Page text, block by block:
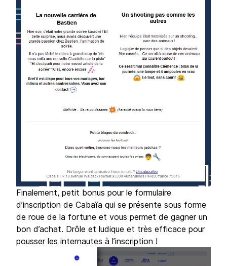
Finalement, petit bonus pour le formulaire
d’inscription de Cabaïa qui se présente sous forme
de roue de la fortune et vous permet de gagner un
bon d’achat. Drôle et ludique et très efficace pour
pousser les internautes à l’inscription !